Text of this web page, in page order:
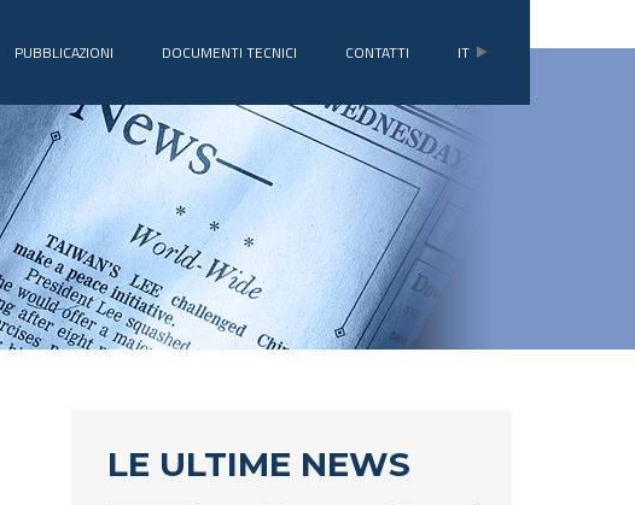
PUBBLICAZIONI DOCUMENTI TECNICI CONTATTI IT
LE ULTIME NEWS